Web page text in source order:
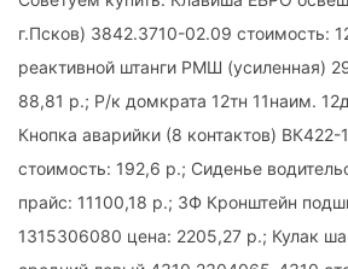
г.Псков) 3842.3710-02.09 стоимость:
реактивной штанги РМШ (усиленная)
88,81 р.; Р/к домкрата 12тн 11наим.
Кнопка аварийки (8 контактов)
стоимость: 192,6 р.; Сиденье
прайс: 11100,18 р.; ЗФ Кронштейн
1315306080 цена: 2205,27 р.; Кулак